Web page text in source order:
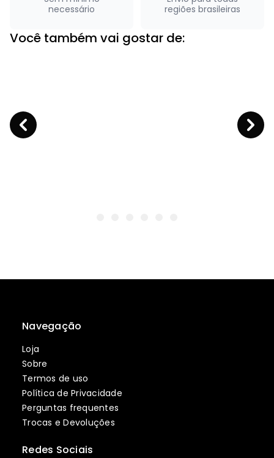
necessário
regiões brasileiras
Você também vai gostar de:
Navegação
Loja
Sobre
Termos de uso
Política de Privacidade
Perguntas frequentes
Trocas e Devoluções
Redes Sociais